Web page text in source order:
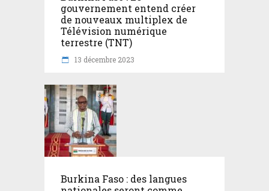
gouvernement entend créer
de nouveaux multiplex de
Télévision numérique
terrestre (TNT)
13 décembre 2023
Burkina Faso : des langues